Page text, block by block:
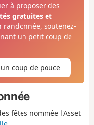
à proposer des
gratuites et
randonnée, soutenez-
un petit coup de
un coup de pouce
fêtes nommée l'Asset